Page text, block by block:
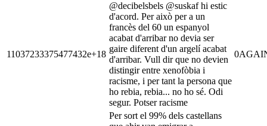
11037233375477432e+18
@decibelsbels @suskaf hi estic
d'acord. Per això per a un
francès del 60 un espanyol
acabat d'arribar no devia ser
gaire diferent d'un argelí acabat
d'arribar. Vull dir que no devien
distingir entre xenofòbia i
racisme, i per tant la persona que
ho rebia, rebia... no ho sé. Odi
segur. Potser racisme
0
Per sort el 99% dels castellans